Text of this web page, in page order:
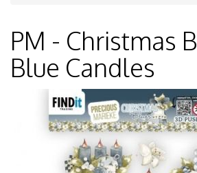
PM - Christmas
Blue Candles